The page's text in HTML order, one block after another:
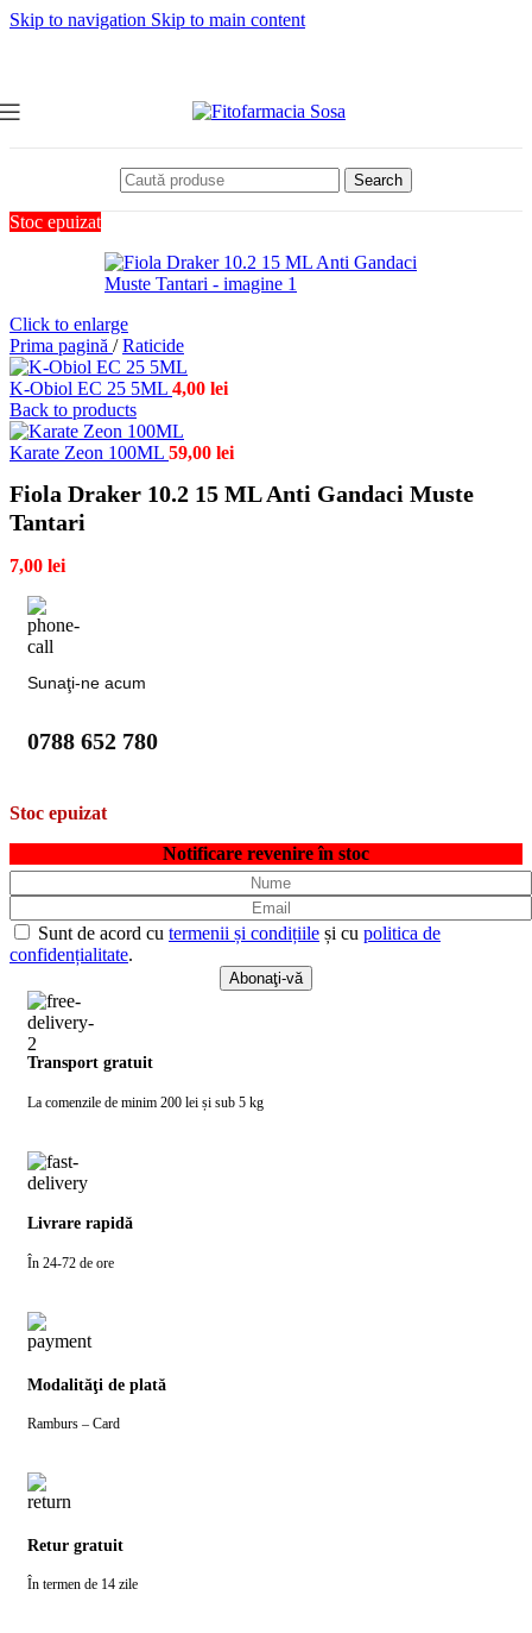
Skip to navigation Skip to main content
Search
Stoc epuizat
Click to enlarge
Prima pagină / Raticide
K-Obiol EC 25 5ML 4,00 lei
Back to products
Karate Zeon 100ML 59,00 lei
Fiola Draker 10.2 15 ML Anti Gandaci Muste
Tantari
7,00 lei
Sunaţi-ne acum
0788 652 780
Stoc epuizat
Notificare revenire în stoc
Sunt de acord cu termenii și condițiile și cu politica de
confidențialitate.
Transport gratuit
La comenzile de minim 200 lei și sub 5 kg
Livrare rapidă
În 24-72 de ore
Modalităţi de plată
Ramburs – Card
Retur gratuit
În termen de 14 zile